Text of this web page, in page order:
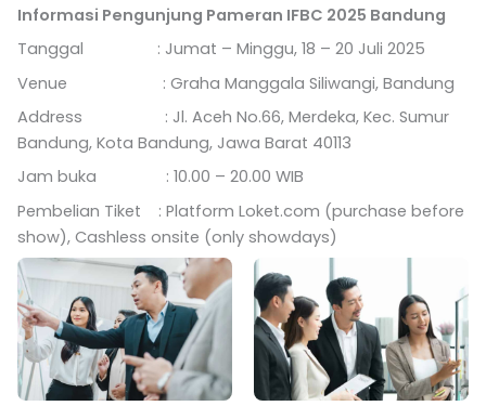
Informasi Pengunjung Pameran IFBC 2025 Bandung
Tanggal : Jumat – Minggu, 18 – 20 Juli 2025
Venue : Graha Manggala Siliwangi, Bandung
Address : Jl. Aceh No.66, Merdeka, Kec. Sumur
Bandung, Kota Bandung, Jawa Barat 40113
Jam buka : 10.00 – 20.00 WIB
Pembelian Tiket : Platform Loket.com (purchase before
show), Cashless onsite (only showdays)